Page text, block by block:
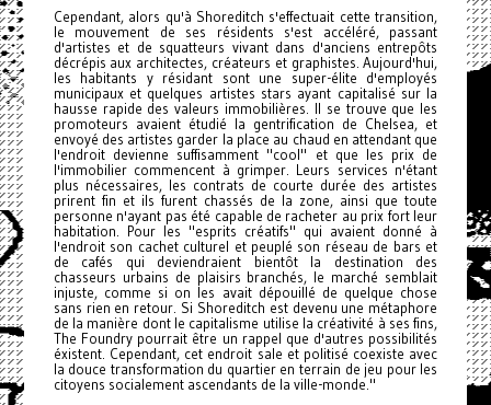
Cependant, alors qu'à Shoreditch s'effectuait cette transition,
le mouvement de ses résidents s'est accéléré, passant
d'artistes et de squatteurs vivant dans d'anciens entrepôts
décrépis aux architectes, créateurs et graphistes. Aujourd'hui,
les habitants y résidant sont une super-élite d'employés
municipaux et quelques artistes stars ayant capitalisé sur la
hausse rapide des valeurs immobilières. Il se trouve que les
promoteurs avaient étudié la gentrification de Chelsea, et
envoyé des artistes garder la place au chaud en attendant que
l'endroit devienne suffisamment "cool" et que les prix de
l'immobilier commencent à grimper. Leurs services n'étant
plus nécessaires, les contrats de courte durée des artistes
prirent fin et ils furent chassés de la zone, ainsi que toute
personne n'ayant pas été capable de racheter au prix fort leur
habitation. Pour les "esprits créatifs" qui avaient donné à
l'endroit son cachet culturel et peuplé son réseau de bars et
de cafés qui deviendraient bientôt la destination des
chasseurs urbains de plaisirs branchés, le marché semblait
injuste, comme si on les avait dépouillé de quelque chose
sans rien en retour. Si Shoreditch est devenu une métaphore
de la manière dont le capitalisme utilise la créativité à ses fins,
The Foundry pourrait être un rappel que d'autres possibilités
éxistent. Cependant, cet endroit sale et politisé coexiste avec
la douce transformation du quartier en terrain de jeu pour les
citoyens socialement ascendants de la ville-monde."